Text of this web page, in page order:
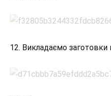
12. Викладаємо